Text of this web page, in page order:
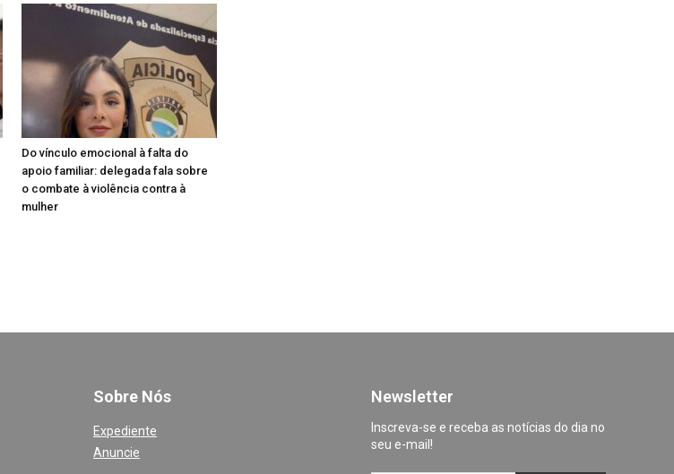
Do vínculo emocional à falta do
apoio familiar: delegada fala sobre
o combate à violência contra à
mulher
Sobre Nós
Expediente
Anuncie
Newsletter
Inscreva-se e receba as notícias do dia no
seu e-mail!